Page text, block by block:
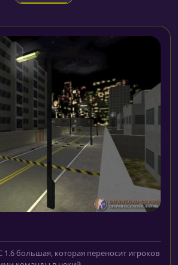
1.6 большая, которая переносит игроков